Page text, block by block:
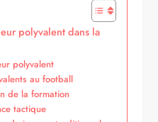
polyvalent dans la
polyvalent
au football
de la formation
tactique